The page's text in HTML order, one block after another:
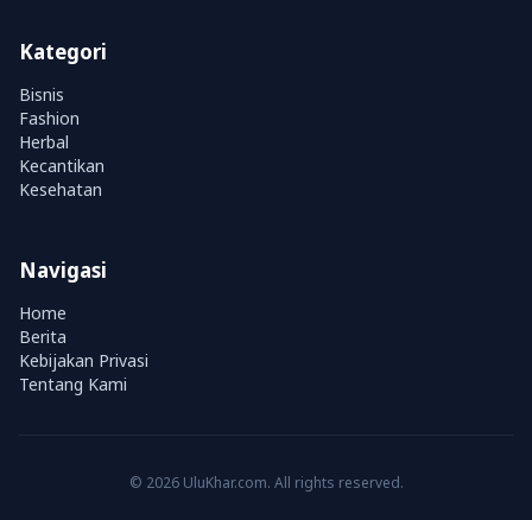
Kategori
Bisnis
Fashion
Herbal
Kecantikan
Kesehatan
Navigasi
Home
Berita
Kebijakan Privasi
Tentang Kami
© 2026 UluKhar.com. All rights reserved.